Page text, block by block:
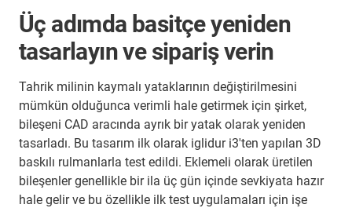
Üç adımda basitçe yeniden
tasarlayın ve sipariş verin
Tahrik milinin kaymalı yataklarının değiştirilmesini
mümkün olduğunca verimli hale getirmek için şirket,
bileşeni CAD aracında ayrık bir yatak olarak yeniden
tasarladı. Bu tasarım ilk olarak iglidur i3'ten yapılan 3D
baskılı rulmanlarla test edildi. Eklemeli olarak üretilen
bileşenler genellikle bir ila üç gün içinde sevkiyata hazır
hale gelir ve bu özellikle ilk test uygulamaları için işe